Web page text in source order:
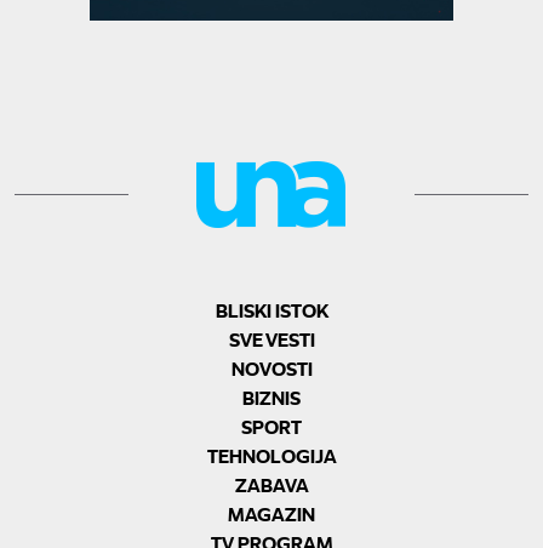
BLISKI ISTOK
SVE VESTI
NOVOSTI
BIZNIS
SPORT
TEHNOLOGIJA
ZABAVA
MAGAZIN
TV PROGRAM